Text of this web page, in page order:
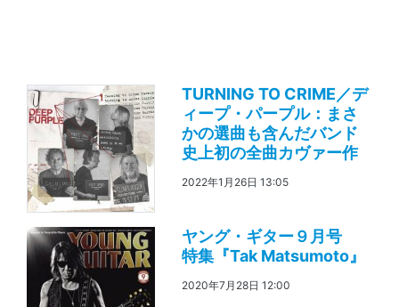
TURNING TO CRIME／デ
ィープ・パープル：まさ
かの選曲も含んだバンド
史上初の全曲カヴァー作
2022年1月26日 13:05
ヤング・ギター９月号
特集『Tak Matsumoto』
2020年7月28日 12:00